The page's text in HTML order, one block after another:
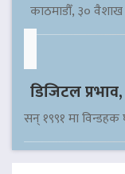
काठमाडौँ, ३०
डिजिटल
सन् १९९१ मा